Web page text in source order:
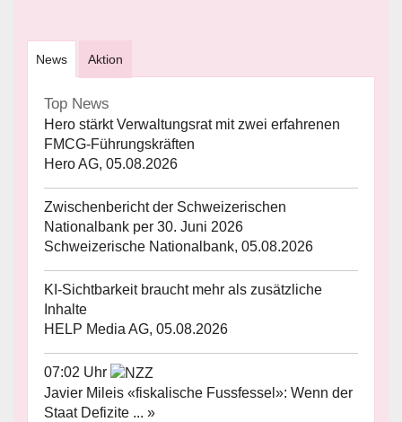
News Aktion
Top News
Hero stärkt Verwaltungsrat mit zwei erfahrenen
FMCG-Führungskräften
Hero AG, 05.08.2026
Zwischenbericht der Schweizerischen
Nationalbank per 30. Juni 2026
Schweizerische Nationalbank, 05.08.2026
KI-Sichtbarkeit braucht mehr als zusätzliche
Inhalte
HELP Media AG, 05.08.2026
07:02 Uhr
Javier Mileis «fiskalische Fussfessel»: Wenn der
Staat Defizite ... »